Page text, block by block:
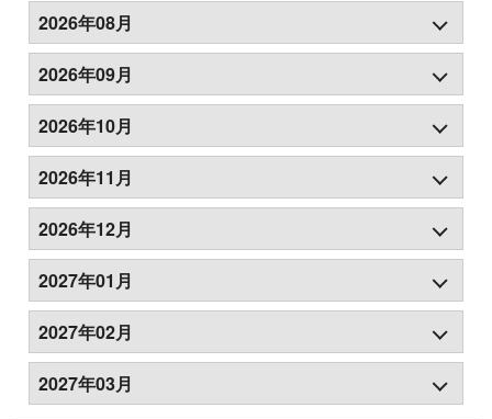
2026年08月
2026年09月
2026年10月
2026年11月
2026年12月
2027年01月
2027年02月
2027年03月